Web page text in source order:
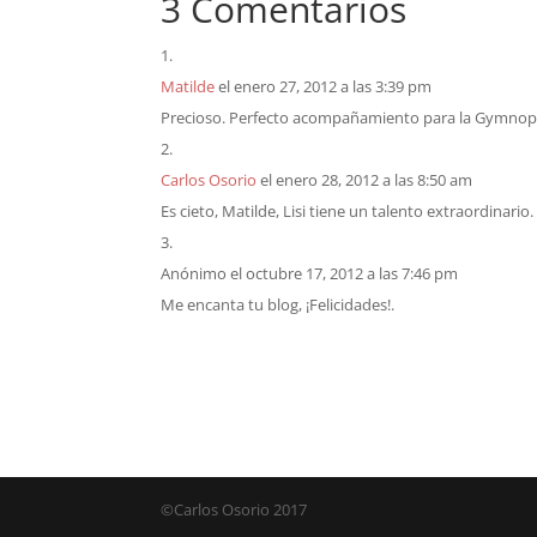
Matildeel enero 27, 2012 a las 3:39 pm
Precioso. Perfecto acompañamiento para la
Carlos Osorio el enero 28, 2012 a las 8:50 am
Es cieto, Matilde, Lisi tiene un talento extraordinario.
Anónimo el octubre 17, 2012 a las 7:46 pm
Me encanta tu blog, ¡Felicidades!.
©Carlos Osorio 2017